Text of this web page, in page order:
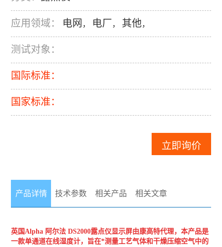
应用领域： 电网 ， 电厂， 其他，
测试对象：
国际标准：
国家标准：
立即询价
产品详情 技术参数 相关产品 相关文章
英国Alpha 阿尔法 DS2000露点仪显示屏由康高特代理，本产品是
一款单通道在线湿度计，旨在*测量工艺气体和干燥压缩空气中的